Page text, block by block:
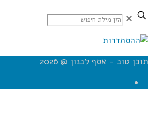
✕
תוכן טוב - אסף לבנון @ 2026